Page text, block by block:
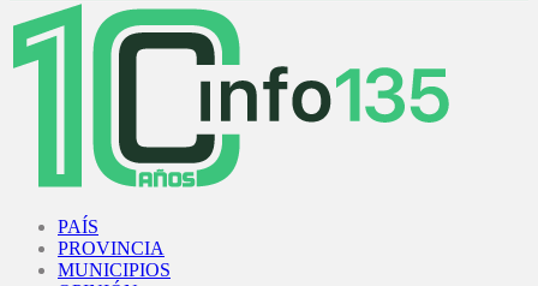
PAÍS
PROVINCIA
MUNICIPIOS